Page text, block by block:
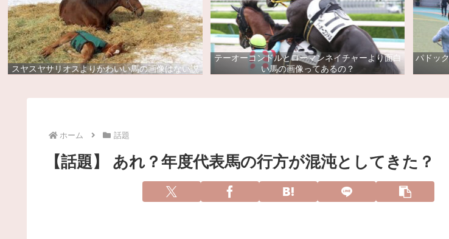
スヤスヤサリオスよりかわいい馬の画像はない説
テーオーコンドルとローマンネイチャーより面白
い馬の画像ってあるの？
パドッ
ホーム 話題
【話題】 あれ？年度代表馬の行方が混沌としてきた？